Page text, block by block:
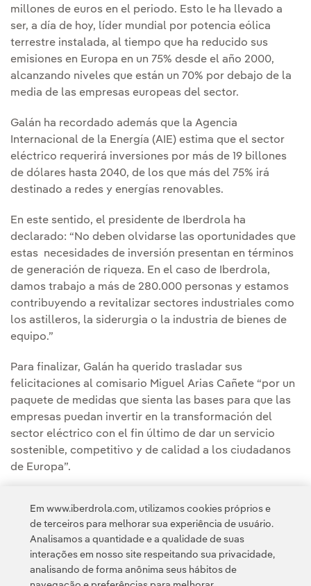
millones de euros en el periodo. Esto le ha llevado a
ser, a día de hoy, líder mundial por potencia eólica
terrestre instalada, al tiempo que ha reducido sus
emisiones en Europa en un 75% desde el año 2000,
alcanzando niveles que están un 70% por debajo de la
media de las empresas europeas del sector.
Galán ha recordado además que la Agencia
Internacional de la Energía (AIE) estima que el sector
eléctrico requerirá inversiones por más de 19 billones
de dólares hasta 2040, de los que más del 75% irá
destinado a redes y energías renovables.
En este sentido, el presidente de Iberdrola ha
declarado: “No deben olvidarse las oportunidades que
estas necesidades de inversión presentan en términos
de generación de riqueza. En el caso de Iberdrola,
damos trabajo a más de 280.000 personas y estamos
contribuyendo a revitalizar sectores industriales como
los astilleros, la siderurgia o la industria de bienes de
equipo.”
Para finalizar, Galán ha querido trasladar sus
felicitaciones al comisario Miguel Arias Cañete “por un
paquete de medidas que sienta las bases para que las
empresas puedan invertir en la transformación del
sector eléctrico con el fin último de dar un servicio
sostenible, competitivo y de calidad a los ciudadanos
de Europa”.
Fuente: Agencia Internacional de la Energía.
Em www.iberdrola.com, utilizamos cookies próprios e
de terceiros para melhorar sua experiência de usuário.
Analisamos a quantidade e a qualidade de suas
interações em nosso site respeitando sua privacidade,
analisando de forma anônima seus hábitos de